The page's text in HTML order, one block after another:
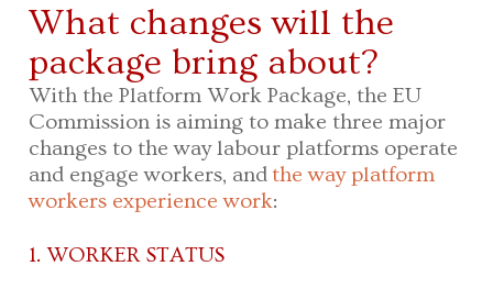
What changes will the
package bring about?
With the Platform Work Package, the EU
Commission is aiming to make three major
changes to the way labour platforms operate
and engage workers, and the way platform
workers experience work:
1. WORKER STATUS